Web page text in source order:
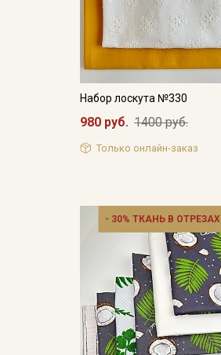
Набор лоскута №330
980 руб. 1400 руб.
Только онлайн-заказ
- 30% ТКАНЬ В ОТРЕЗАХ